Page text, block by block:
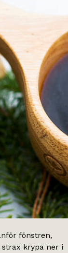
fönstren,
strax krypa ner i